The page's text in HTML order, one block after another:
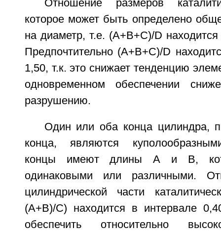
Отношение размеров
которое может быть определено
на диаметр, т.е. (A+B+C)/D
Предпочтительно (A+B+C)/D
1,50, т.к. это снижает тенденцию
одновременном обеспечении
разрушению.
Один или оба конца цилиндра,
конца, являются
концы имеют длины А и В,
одинаковыми или различными.
цилиндрической части
(А+В)/С) находится в интервале
обеспечить относительно